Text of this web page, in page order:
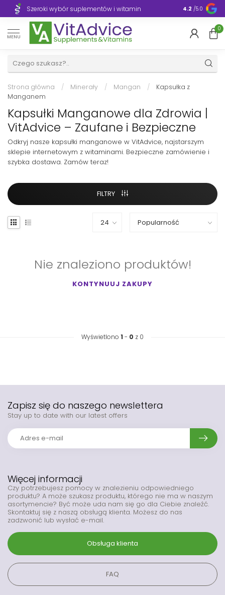
Szeroki wybór suplementów i witamin 4.2 /5.0
MENU
0
Strona główna / Minerały / Mangan /
Kapsułka z
Manganem
Kapsułki Manganowe dla Zdrowia |
VitAdvice – Zaufane i Bezpieczne
Odkryj nasze kapsułki manganowe w VitAdvice, najstarszym
sklepie internetowym z witaminami. Bezpieczne zamówienie i
szybka dostawa. Zamów teraz!
FILTRY
Nie znaleziono produktów!
KONTYNUUJ ZAKUPY
Wyświetlono 1 - 0 z 0
Więcej informacji
Czy potrzebujesz pomocy w znalezieniu odpowiedniego
produktu? A może szukasz produktu, którego nie ma w naszym
asortymencie? Być może uda nam się go dla Ciebie znaleźć.
Skontaktuj się z naszą obsługą klienta. Możesz do nas
zadzwonić lub wysłać e-mail.
Obsługa klienta
FAQ
Zapisz się do naszego newslettera
Stay up to date with our latest offers